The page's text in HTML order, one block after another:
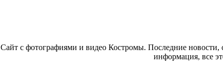
Сайт с фотографиями и видео Костромы. Последние новости,
информация, все